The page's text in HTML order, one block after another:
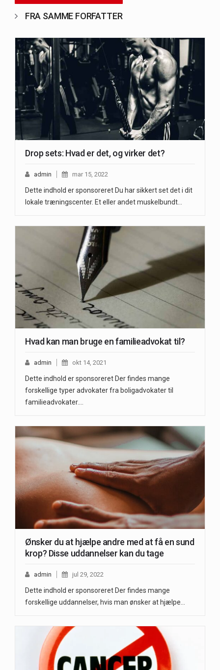
FRA SAMME FORFATTER
Drop sets: Hvad er det, og virker det?
admin mar 15, 2022
Dette indhold er sponsoreret Du har sikkert set det i dit
lokale træningscenter. Et eller andet muskelbundt…
Hvad kan man bruge en familieadvokat til?
admin okt 14, 2021
Dette indhold er sponsoreret Der findes mange
forskellige typer advokater fra boligadvokater til
familieadvokater.…
Ønsker du at hjælpe andre med at få en sund
krop? Disse uddannelser kan du tage
admin jul 29, 2022
Dette indhold er sponsoreret Der findes mange
forskellige uddannelser, hvis man ønsker at hjælpe…